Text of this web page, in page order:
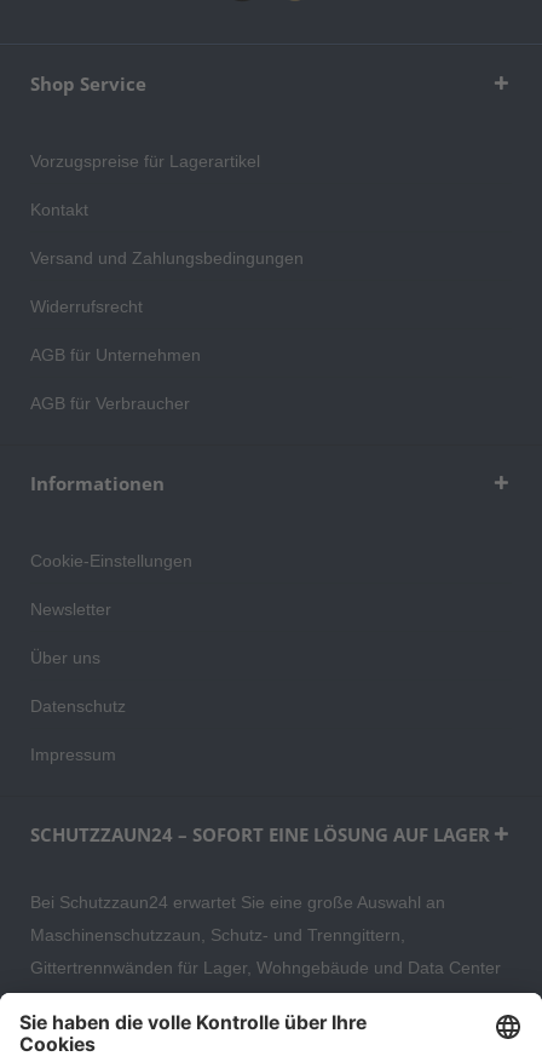
Shop Service
Vorzugspreise für Lagerartikel
Kontakt
Versand und Zahlungsbedingungen
Widerrufsrecht
AGB für Unternehmen
AGB für Verbraucher
Informationen
Cookie-Einstellungen
Newsletter
Über uns
Datenschutz
Impressum
SCHUTZZAUN24 – SOFORT EINE LÖSUNG AUF LAGER
Bei Schutzzaun24 erwartet Sie eine große Auswahl an
Maschinenschutzzaun, Schutz- und Trenngittern,
Gittertrennwänden für Lager, Wohngebäude und Data Center
hochwertige Gartenzäune und Zaunsysteme für die sichere